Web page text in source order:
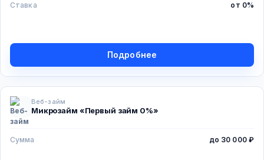
Ставка от 0%
Подробнее
Веб-займ
Микрозайм «Первый займ 0%»
Сумма до 30 000 ₽